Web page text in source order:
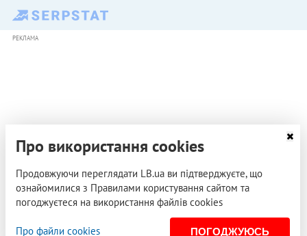
РЕКЛАМА
Про використання cookies
Продовжуючи переглядати LB.ua ви підтверджуєте, що
ознайомилися з Правилами користування сайтом та
погоджуєтеся на використання файлів cookies
Про файли cookies ПОГОДЖУЮСЬ